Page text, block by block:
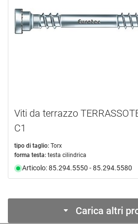
Viti da terrazzo
C1
tipo di taglio: Torx
forma testa: testa cilindrica
Articolo: 85.294.5550 - 85.294.5580
Carica altri